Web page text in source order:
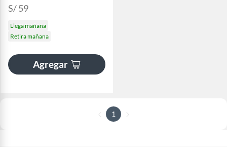
S/ 59
Llega mañana
Retira mañana
Agregar
1